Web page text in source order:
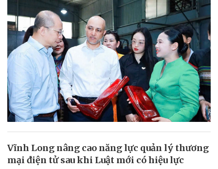
Vĩnh Long nâng cao năng lực quản lý thương
mại điện tử sau khi Luật mới có hiệu lực